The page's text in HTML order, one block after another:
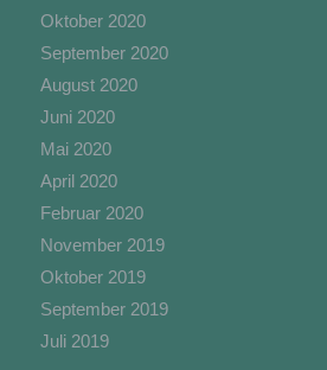
Oktober 2020
September 2020
August 2020
Juni 2020
Mai 2020
April 2020
Februar 2020
November 2019
Oktober 2019
September 2019
Juli 2019
e) Profiling
Profiling ist jede Art der
Verarbeitung
darin besteht, dass diese
persönliche Aspekte, die sich
Person beziehen, zu bewerten,
Aspekte bezüglich
Vorlieben, Interessen,
Aufenthaltsort oder Ortswechsel
natürlichen Person zu